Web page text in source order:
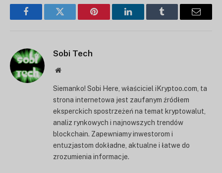
FacebookTwitter Pinterest LinkedInTumblr
E-
Sobi Tech
Strona
Siemanko! Sobi Here, właściciel iKryptoo.com, ta
strona internetowa jest zaufanym źródłem
eksperckich spostrzeżeń na temat kryptowalut,
analiz rynkowych i najnowszych trendów
blockchain. Zapewniamy inwestorom i
entuzjastom dokładne, aktualne i łatwe do
zrozumienia informacje.